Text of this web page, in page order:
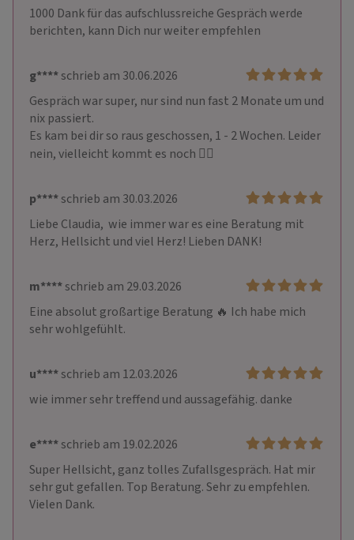
1000 Dank für das aufschlussreiche Gespräch werde
berichten, kann Dich nur weiter empfehlen
g****schrieb am 30.06.2026
Gespräch war super, nur sind nun fast 2 Monate um und
nix passiert.
Es kam bei dir so raus geschossen, 1 - 2 Wochen. Leider
nein, vielleicht kommt es noch 🤷‍♀️
p****schrieb am 30.03.2026
Liebe Claudia,  wie immer war es eine Beratung mit
Herz, Hellsicht und viel Herz! Lieben DANK!
m****schrieb am 29.03.2026
Eine absolut großartige Beratung 🔥 Ich habe mich
sehr wohlgefühlt.
u****schrieb am 12.03.2026
wie immer sehr treffend und aussagefähig. danke
e****schrieb am 19.02.2026
Super Hellsicht, ganz tolles Zufallsgespräch. Hat mir
sehr gut gefallen. Top Beratung. Sehr zu empfehlen.
Vielen Dank.